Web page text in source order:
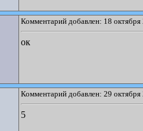
Комментарий добавлен: 18
ок
Комментарий добавлен: 29
5